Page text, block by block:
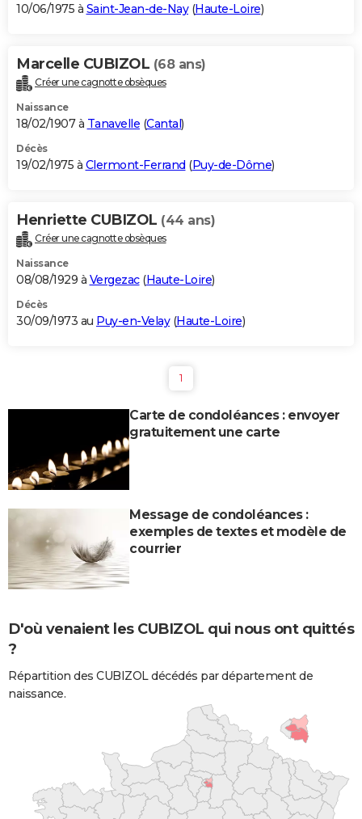
10/06/1975 à Saint-Jean-de-Nay(Haute-Loire)
Marcelle CUBIZOL (68 ans)
Créer une cagnotte obsèques
Naissance
18/02/1907 à Tanavelle (Cantal)
Décès
19/02/1975 à Clermont-Ferrand (Puy-de-Dôme)
Henriette CUBIZOL (44 ans)
Créer une cagnotte obsèques
Naissance
08/08/1929 à Vergezac(Haute-Loire)
Décès
30/09/1973 au Puy-en-Velay(Haute-Loire)
1
Carte de condoléances : envoyer
gratuitement une carte
Message de condoléances :
exemples de textes et modèle de
courrier
D'où venaient les CUBIZOL qui nous ont quittés
?
Répartition des CUBIZOL décédés par département de
naissance.